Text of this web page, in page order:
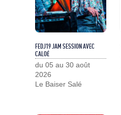
FEDJ19 JAM SESSION AVEC
CALOÉ
du 05 au 30 août
2026
Le Baiser Salé